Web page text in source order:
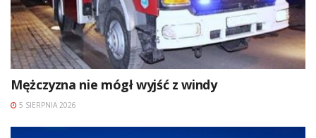
Mężczyzna nie mógł wyjść z windy
5 SIERPNIA 2026